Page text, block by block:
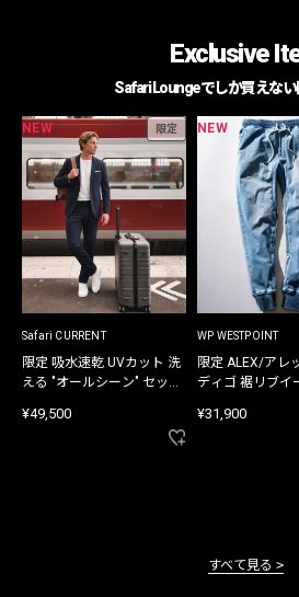
Exclusive
Safari Loungeでしか買えな
NEW 限定
Safari CURRENT
限定 吸水速乾 UVカット 洗
える "オールシーン" セット
¥49,500
NEW
WP WESTPOINT
限定 ALEX/アレ
ディゴ 裾リブイ
¥31,900
すべて見る